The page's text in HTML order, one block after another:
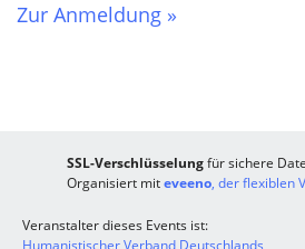
Zur Anmeldung »
SSL-Verschlüsselungfür sichere
Organisiert miteveeno, der flexiblen
Veranstalter dieses Events ist: